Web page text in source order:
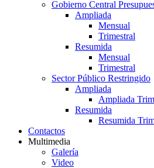
Gobierno Central
Ampliada
Mensual
Trimestral
Resumida
Mensual
Trimestral
Sector Público Restringido
Ampliada
Ampliada
Resumida
Resumida
Contactos
Multimedia
Galería
Video